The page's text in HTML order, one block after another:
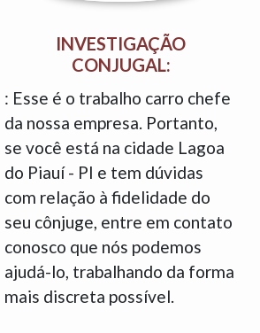
INVESTIGAÇÃO
CONJUGAL:
: Esse é o trabalho carro chefe
da nossa empresa. Portanto,
se você está na cidade Lagoa
do Piauí - PI e tem dúvidas
com relação à fidelidade do
seu cônjuge, entre em contato
conosco que nós podemos
ajudá-lo, trabalhando da forma
mais discreta possível.